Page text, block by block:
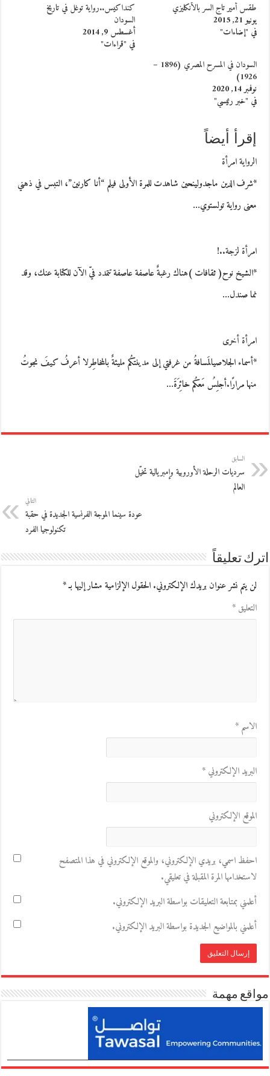
طقس أمير تاج السر بالأنكليزي
يونيو 21, 2015
في "إضاءات"
كنداكيس..رواية توغل في تاريخ
السودان
أغسطس 9, 2014
في "قراءات"
السودان في المسرح المصري (1896 –
1926)
نوفمبر 14, 2020
في "خبر رئيسي"
إقرأ أيضاً
الرواية امرأة
*شرف الدين ماجدولينحين شاهدت للمرة الأولى فيلم “أنا كارنين”، التبس في ذهني
معنى رواية تولستوي…
امرأة لزجة..!
*الشيخ نوح( ثقافات )هناك رغبةٌ عاصفة عاصفة تتمدد فيّ الآن للكتابة عنك، وقد
نما صندل…
امرأة أخرى
*أسماء الجلاصيالمَسافةُ من غرفتي إلى مدينتكُم مليئةٌ بالمخاطِرلا أعرفُ كيفَ نجوتُ
منها مرارًا.أجلِسُ مَعكُم خائِرَةَ…
السابق
سرديات الرحلة الأوروبية وإمبريالية تخيّل
العالم
التالي
عودة سينما الموجة الفرنسية الجديدة في حقبة
تكنولوجيا الفرد
اترك تعليقاً
لن يتم نشر عنوان بريدك الإلكتروني.الحقول الإلزامية مشار إليها بـ*
التعليق*
الاسم*
البريد الإلكتروني*
الموقع الإلكتروني
احفظ اسمي، بريدي الإلكتروني، والموقع الإلكتروني في هذا المتصفح
لاستخدامها المرة المقبلة في تعليقي.
أعلمني بمتابعة التعليقات بواسطة البريد الإلكتروني.
أعلمني بالمواضيع الجديدة بواسطة البريد الإلكتروني.
مواقع مهمة